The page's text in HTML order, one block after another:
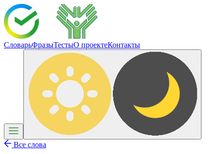
СловарьФразыТестыО проектеКонтакты
Все слова